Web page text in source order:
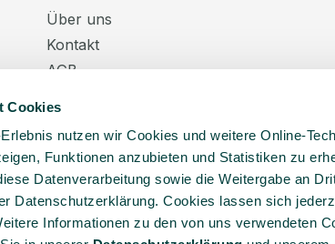
Cookies
nutzen wir Cookies und weitere Online-
Funktionen anzubieten und Statistiken zu
Datenverarbeitung sowie die Weitergabe an
Datenschutzerklärung. Cookies lassen sich
Informationen zu den von uns verwendeten
Über uns
Kontakt
AGB
Karriere
Veranstaltungstermine
Lieferkette